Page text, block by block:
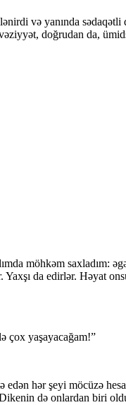
və yanında sədaqətli
doğrudan da,
möhkəm saxladım:
da edirlər. Həyat
çox yaşayacağam!”
hər şeyi möcüzə
də onlardan biri